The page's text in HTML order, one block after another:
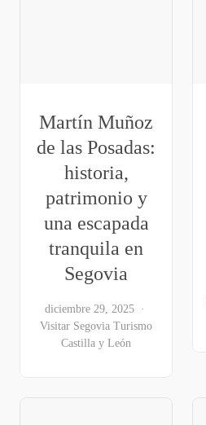
Martín Muñoz
de las Posadas:
historia,
patrimonio y
una escapada
tranquila en
Segovia
diciembre 29, 2025
Visitar Segovia Turismo
Castilla y León